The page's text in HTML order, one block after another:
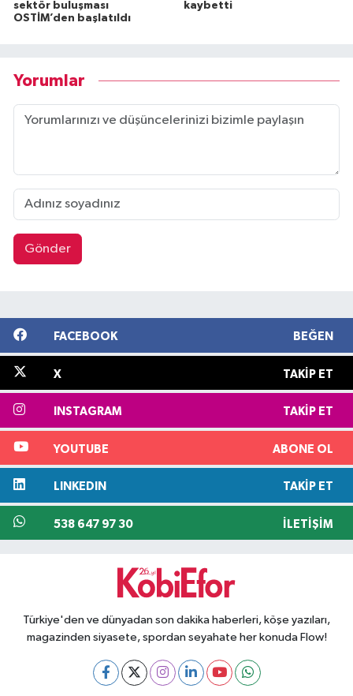
sektör buluşması
OSTİM’den başlatıldı
kaybetti
Yorumlar
Gönder
FACEBOOK BEĞEN
X TAKIP ET
INSTAGRAM TAKIP ET
YOUTUBE ABONE OL
LINKEDIN TAKIP ET
538 647 97 30 İLETIŞIM
Türkiye'den ve dünyadan son dakika haberleri, köşe yazıları,
magazinden siyasete, spordan seyahate her konuda Flow!